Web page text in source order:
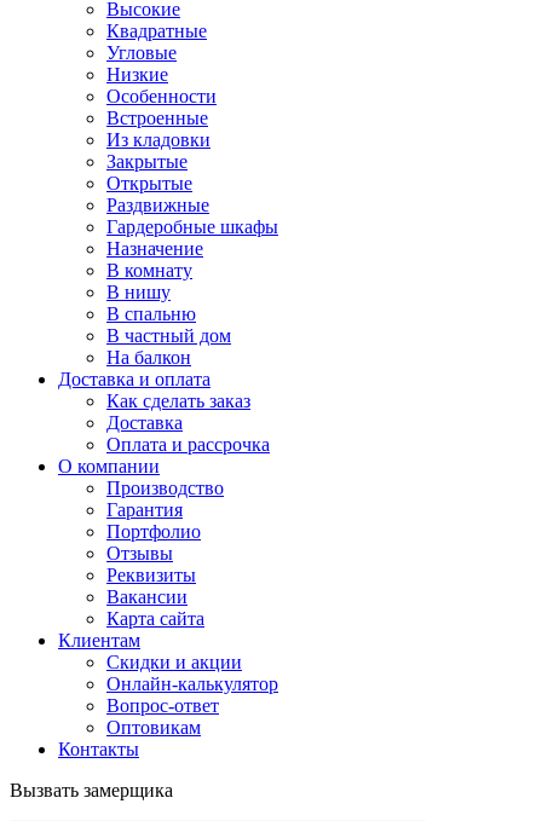
Высокие
Квадратные
Угловые
Низкие
Особенности
Встроенные
Из кладовки
Закрытые
Открытые
Раздвижные
Гардеробные шкафы
Назначение
В комнату
В нишу
В спальню
В частный дом
На балкон
Доставка и оплата
Как сделать заказ
Доставка
Оплата и рассрочка
О компании
Производство
Гарантия
Портфолио
Отзывы
Реквизиты
Вакансии
Карта сайта
Клиентам
Скидки и акции
Онлайн-калькулятор
Вопрос-ответ
Оптовикам
Контакты
Вызвать замерщика